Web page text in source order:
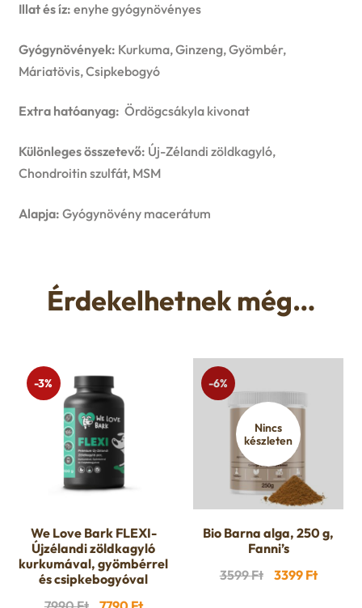
Illat és íz: enyhe gyógynövényes
Gyógynövények: Kurkuma, Ginzeng, Gyömbér,
Máriatövis, Csipkebogyó
Extra hatóanyag: Ördögcsákyla kivonat
Különleges összetevő: Új-Zélandi zöldkagyló,
Chondroitin szulfát, MSM
Alapja: Gyógynövény macerátum
Érdekelhetnek még…
-3%
We Love Bark FLEXI-
Újzélandi zöldkagyló
kurkumával, gyömbérrel
és csipkebogyóval
Original Current
Nincs
készleten
-6%
Bio Barna alga, 250 g,
Fanni’s
3599Ft Original
3399 FtCurrent